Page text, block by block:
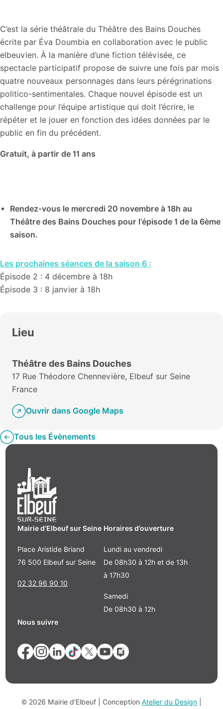
C’est la série théâtrale du Théâtre des Bains Douches
écrite par Éva Doumbia en collaboration avec le public
elbeuvien. À la manière d’une fiction télévisée, ce
spectacle participatif propose de suivre une fois par mois
quatre nouveaux personnages dans leurs pérégrinations
politico-sentimentales. Chaque nouvel épisode est un
challenge pour l’équipe artistique qui doit l’écrire, le
répéter et le jouer en fonction des idées données par le
public en fin du précédent.
Gratuit, à partir de 11 ans
Rendez-vous le mercredi 20 novembre à 18h au
Théâtre des Bains Douches pour l’épisode 1 de la 6ème
saison.
Les prochaines séances de la saison 6 :
Épisode 2 : 4 décembre à 18h
Épisode 3 : 8 janvier à 18h
Lieu
Théâtre des Bains Douches
17 Rue Théodore Chennevière, Elbeuf sur Seine
France
Ouvrir dans Google Maps
Tous les Évènements
Mairie d’Elbeuf sur Seine
Place Aristide Briand
76 500 Elbeuf sur Seine
02 32 96 90 10
Horaires d’ouverture
Lundi au vendredi
De 08h30 à 12h et de 13h
à 17h30
Samedi
De 08h30 à 12h
Nous suivre
© 2026 Mairie d'Elbeuf | Conception Atelier du Design